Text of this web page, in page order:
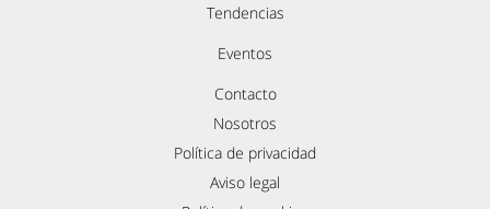
Tendencias
Eventos
Contacto
Nosotros
Política de privacidad
Aviso legal